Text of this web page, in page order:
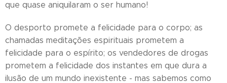
que quase aniquilaram o ser humano!
O desporto promete a felicidade para o corpo; as
chamadas meditações espirituais prometem a
felicidade para o espírito; os vendedores de drogas
prometem a felicidade dos instantes em que dura a
ilusão de um mundo inexistente - mas sabemos como